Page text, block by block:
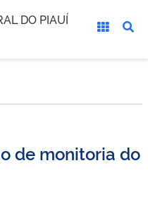
DO PIAUÍ
de monitoria do